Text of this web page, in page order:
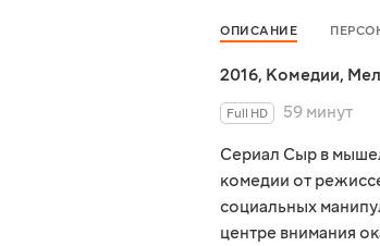
ОПИСАНИЕ
2016, Комедии,
Full HD
59 минут
Сериал Сыр в
комедии от
социальных
центре внимания